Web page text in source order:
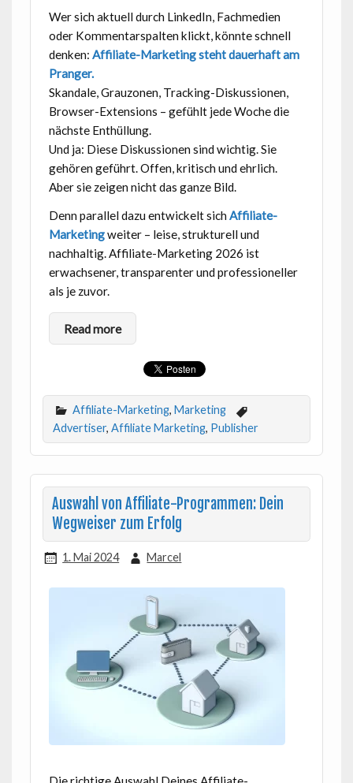
Wer sich aktuell durch LinkedIn, Fachmedien
oder Kommentarspalten klickt, könnte schnell
denken: Affiliate-Marketing steht dauerhaft am
Pranger.
Skandale, Grauzonen, Tracking-Diskussionen,
Browser-Extensions – gefühlt jede Woche die
nächste Enthüllung.
Und ja: Diese Diskussionen sind wichtig. Sie
gehören geführt. Offen, kritisch und ehrlich.
Aber sie zeigen nicht das ganze Bild.
Denn parallel dazu entwickelt sich Affiliate-
Marketingweiter – leise, strukturell und
nachhaltig. Affiliate-Marketing 2026 ist
erwachsener, transparenter und professioneller
als je zuvor.
Read more
Affiliate-Marketing, Marketing
Advertiser, Affiliate Marketing, Publisher
Auswahl von Affiliate-Programmen: Dein
Wegweiser zum Erfolg
1. Mai 2024 Marcel